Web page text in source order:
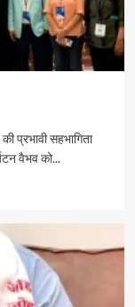
प्रभावी सहभागिता
वैभव को...